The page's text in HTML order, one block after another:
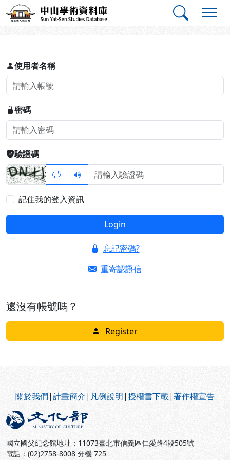
跳到主要內容
中山學術資料庫
登入
使用者名稱
密碼
驗證碼
記住我的登入資訊
Login
忘記密碼?
重寄認證信
還沒有帳號嗎？
Register
關於我們|計畫簡介| 凡例說明|授權書下載|著作權宣告
國立國父紀念館地址：11073臺北市信義區仁愛路4段505號
電話：(02)2758-8008 分機 725